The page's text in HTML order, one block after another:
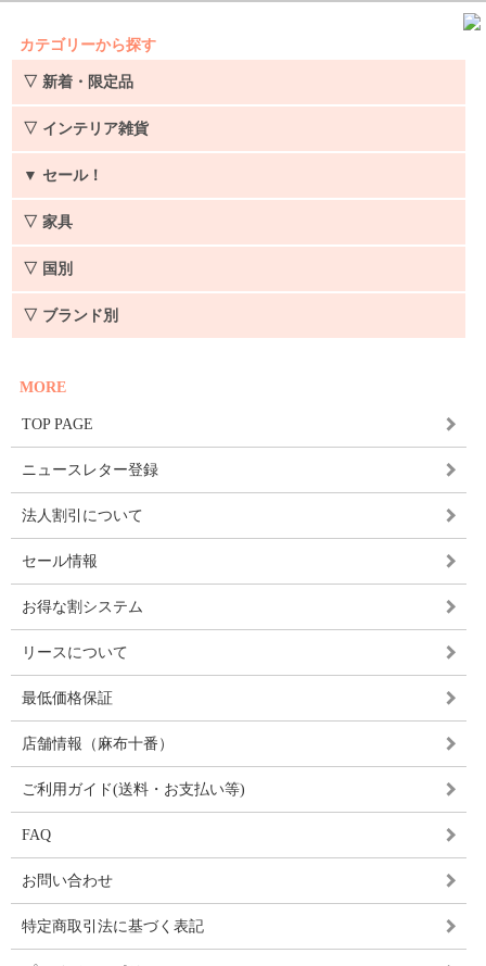
カテゴリーから探す
▽ 新着・限定品
▽ インテリア雑貨
▼ セール！
▽ 家具
▽ 国別
▽ ブランド別
MORE
TOP PAGE
ニュースレター登録
法人割引について
セール情報
お得な割システム
リースについて
最低価格保証
店舗情報（麻布十番）
ご利用ガイド(送料・お支払い等)
FAQ
お問い合わせ
特定商取引法に基づく表記